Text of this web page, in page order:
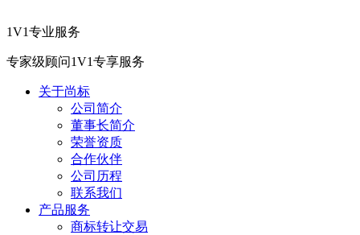
1V1专业服务
专家级顾问1V1专享服务
关于尚标
公司简介
董事长简介
荣誉资质
合作伙伴
公司历程
联系我们
产品服务
商标转让交易